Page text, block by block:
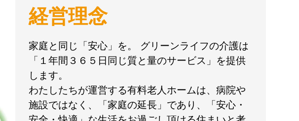
経営理念
家庭と同じ「安心」を。 グリーンライフの介護は
「１年間３６５日同じ質と量のサービス」を提供
します。
わたしたちが運営する有料老人ホームは、病院や
施設ではなく、「家庭の延長」であり、「安心・